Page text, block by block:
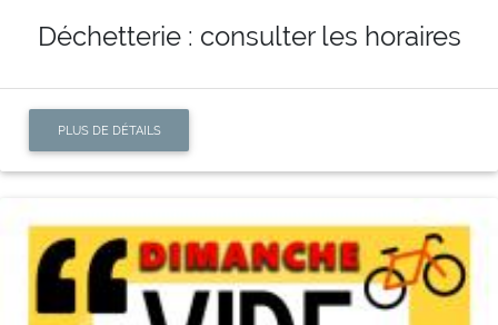
Déchetterie : consulter les horaires
PLUS DE DÉTAILS